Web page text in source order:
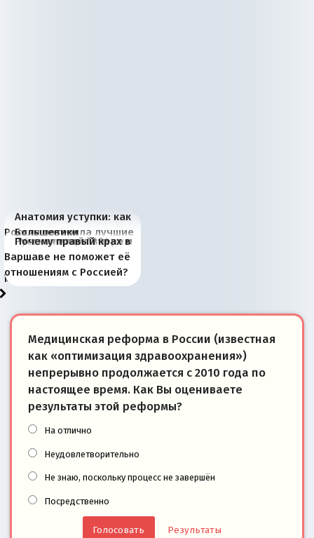
Анатомия уступки: как
Россия потеряла лучшие
рыбопромысловые
районы Баренцева
моря
Большевики
отличаются от «Яблока»
тем, что они -
победители
Киевская марионетка
Запада рассказала о
«переобувании» хозяев
В России назрели
перемены: 15 шагов к
суверенной экономике
Миграционный пожар
Европы
Россия начинает
сбрасывать балласт
Анкориджа
Россия зимой 1904
года: первые уступки во
внутренней политике
Русская нация вчера и
сегодня
Почему правый крах в
Варшаве не поможет её
отношениям с Россией?
Медицинская реформа в России (известная
как «оптимизация здравоохранения»)
непрерывно продолжается с 2010 года по
настоящее время. Как Вы оцениваете
результаты этой реформы?
На отлично
Неудовлетворительно
Не знаю, поскольку процесс не завершён
Посредственно
Результаты